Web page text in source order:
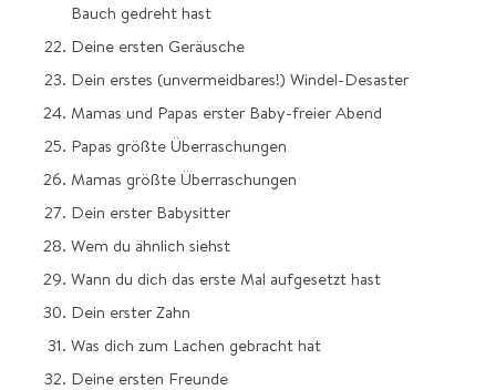
Bauch gedreht hast
Deine ersten Geräusche
Dein erstes (unvermeidbares!) Windel-Desaster
Mamas und Papas erster Baby-freier Abend
Papas größte Überraschungen
Mamas größte Überraschungen
Dein erster Babysitter
Wem du ähnlich siehst
Wann du dich das erste Mal aufgesetzt hast
Dein erster Zahn
Was dich zum Lachen gebracht hat
Deine ersten Freunde